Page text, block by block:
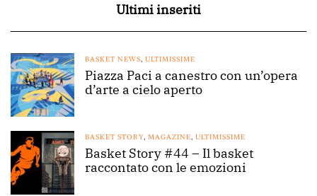
Ultimi inseriti
BASKET NEWS, ULTIMISSIME
Piazza Paci a canestro con un’opera
d’arte a cielo aperto
BASKET STORY, MAGAZINE, ULTIMISSIME
Basket Story #44 – Il basket
raccontato con le emozioni